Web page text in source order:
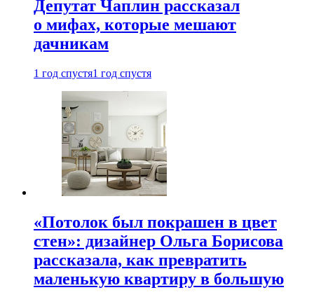
Депутат Чаплин рассказал
о мифах, которые мешают
дачникам
1 год спустя1 год спустя
«Потолок был покрашен в цвет
стен»: дизайнер Ольга Борисова
рассказала, как превратить
маленькую квартиру в большую